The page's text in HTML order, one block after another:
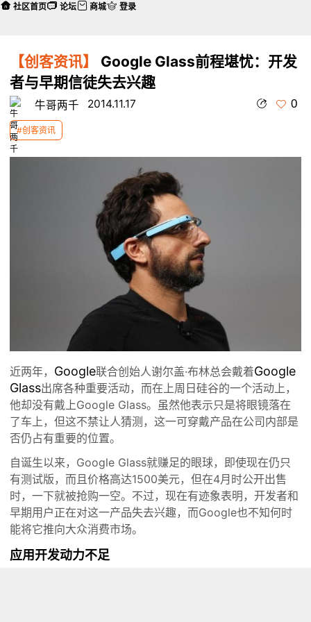
【创客资讯】
Google Glass前程堪忧：开发
者与早期信徒失去兴趣
牛哥两千 2014.11.17 0
#创客资讯
近两年， Google联合创始人谢尔盖·布林总会戴着Google
Glass出席各种重要活动，而在上周日硅谷的一个活动上，
他却没有戴上Google Glass。虽然他表示只是将眼镜落在
了车上，但这不禁让人猜测，这一可穿戴产品在公司内部是
否仍占有重要的位置。
自诞生以来，Google Glass就赚足的眼球，即使现在仍只
有测试版，而且价格高达1500美元，但在4月时公开出售
时，一下就被抢购一空。不过，现在有迹象表明，开发者和
早期用户正在对这一产品失去兴趣，而Google也不知何时
能将它推向大众消费市场。
应用开发动力不足
社区首页 论坛 商城 登录